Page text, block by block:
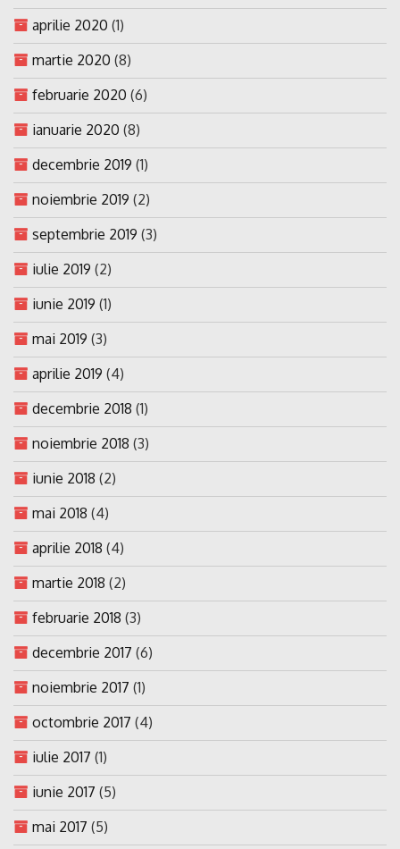
aprilie 2020 (1)
martie 2020 (8)
februarie 2020 (6)
ianuarie 2020 (8)
decembrie 2019 (1)
noiembrie 2019 (2)
septembrie 2019 (3)
iulie 2019 (2)
iunie 2019 (1)
mai 2019 (3)
aprilie 2019 (4)
decembrie 2018 (1)
noiembrie 2018 (3)
iunie 2018 (2)
mai 2018 (4)
aprilie 2018 (4)
martie 2018 (2)
februarie 2018 (3)
decembrie 2017 (6)
noiembrie 2017 (1)
octombrie 2017 (4)
iulie 2017 (1)
iunie 2017 (5)
mai 2017 (5)